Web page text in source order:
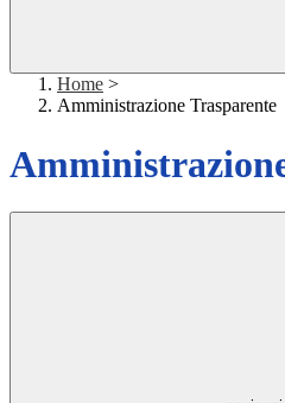
Home >
Amministrazione Trasparente